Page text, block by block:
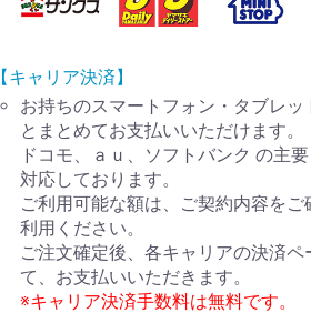
【キャリア決済】
お持ちのスマートフォン・タブレッ
とまとめてお支払いいただけます。
ドコモ、ａｕ、ソフトバンク の主
対応しております。
ご利用可能な額は、ご契約内容をご
利用ください。
ご注文確定後、各キャリアの決済ペ
て、お支払いいただきます。
※キャリア決済手数料は無料です。